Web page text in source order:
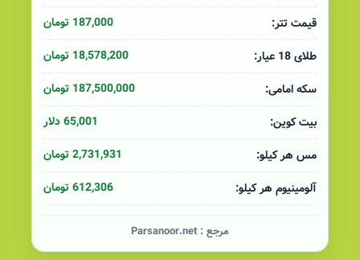
قیمت تتر:
187,000 تومان
طلای 18 عیار:
18,578,200 تومان
سکه امامی:
187,500,000 تومان
بیت کوین:
65,001 دلار
مس هر کیلو:
2,731,931 تومان
آلومینیوم هر کیلو:
612,306 تومان
مرجع : Parsanoor.net